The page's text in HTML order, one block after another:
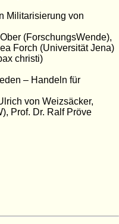
Militarisierung von
(ForschungsWende),
Forch (Universität Jena)
christi)
– Handeln für
von Weizsäcker,
Prof. Dr. Ralf Pröve